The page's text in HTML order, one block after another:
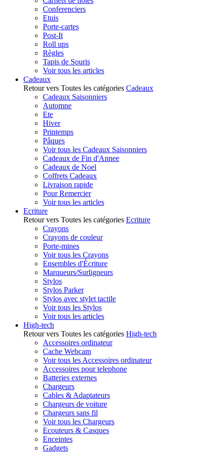
Conferenciers
Etuis
Porte-cartes
Post-It
Roll ups
Règles
Tapis de Souris
Voir tous les articles
Cadeaux
Retour vers Toutes les catégories Cadeaux
Cadeaux Saisonniers
Automne
Ete
Hiver
Printemps
Pâques
Voir tous les Cadeaux Saisonniers
Cadeaux de Fin d'Annee
Cadeaux de Noel
Coffrets Cadeaux
Livraison rapide
Pour Remercier
Voir tous les articles
Ecriture
Retour vers Toutes les catégories Ecriture
Crayons
Crayons de couleur
Porte-mines
Voir tous les Crayons
Ensembles d'Écriture
Marqueurs/Surligneurs
Stylos
Stylos Parker
Stylos avec stylet tactile
Voir tous les Stylos
Voir tous les articles
High-tech
Retour vers Toutes les catégories High-tech
Accessoires ordinateur
Cache Webcam
Voir tous les Accessoires ordinateur
Accessoires pour telephone
Batteries externes
Chargeurs
Cables & Adaptateurs
Chargeurs de voiture
Chargeurs sans fil
Voir tous les Chargeurs
Ecouteurs & Casques
Enceintes
Gadgets